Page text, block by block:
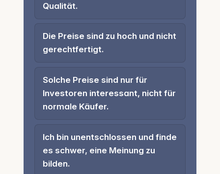
Qualität.
Die Preise sind zu hoch und nicht
gerechtfertigt.
Solche Preise sind nur für
Investoren interessant, nicht für
normale Käufer.
Ich bin unentschlossen und finde
es schwer, eine Meinung zu
bilden.